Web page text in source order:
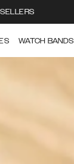
WATCH BANDS